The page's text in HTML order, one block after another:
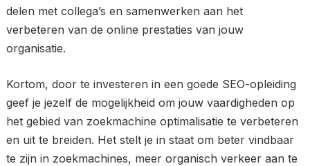
delen met collega’s en samenwerken aan het
verbeteren van de online prestaties van jouw
organisatie.
Kortom, door te investeren in een goede SEO-opleiding
geef je jezelf de mogelijkheid om jouw vaardigheden op
het gebied van zoekmachine optimalisatie te verbeteren
en uit te breiden. Het stelt je in staat om beter vindbaar
te zijn in zoekmachines, meer organisch verkeer aan te